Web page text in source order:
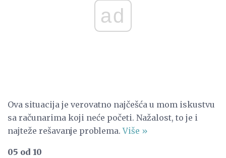
ad
Ova situacija je verovatno najčešća u mom iskustvu
sa računarima koji neće početi. Nažalost, to je i
najteže rešavanje problema.Više »
05 od 10